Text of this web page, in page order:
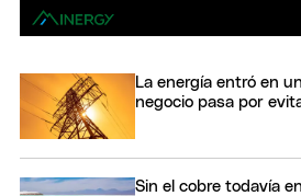
La energía entró en
negocio pasa por
Sin el cobre todavía